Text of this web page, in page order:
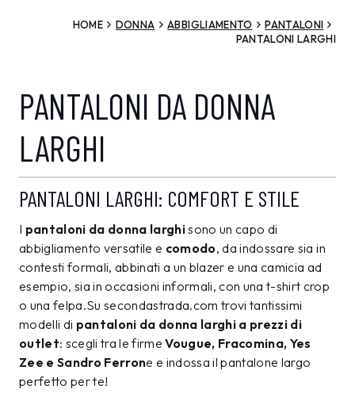
HOME DONNA ABBIGLIAMENTO
PANTALONI
PANTALONI LARGHI
PANTALONI DA DONNA
LARGHI
PANTALONI LARGHI: COMFORT E STILE
I pantaloni da donna larghisono un capo di
abbigliamento versatile e comodo, da indossare sia in
contesti formali, abbinati a un blazer e una camicia ad
esempio, sia in occasioni informali, con una t-shirt crop
o una felpa.Su secondastrada.com trovi tantissimi
modelli di pantaloni da donna larghi a prezzi di
outlet: scegli tra le firme Vougue, Fracomina, Yes
Zee e Sandro Ferrone e indossa il pantalone largo
perfetto per te!